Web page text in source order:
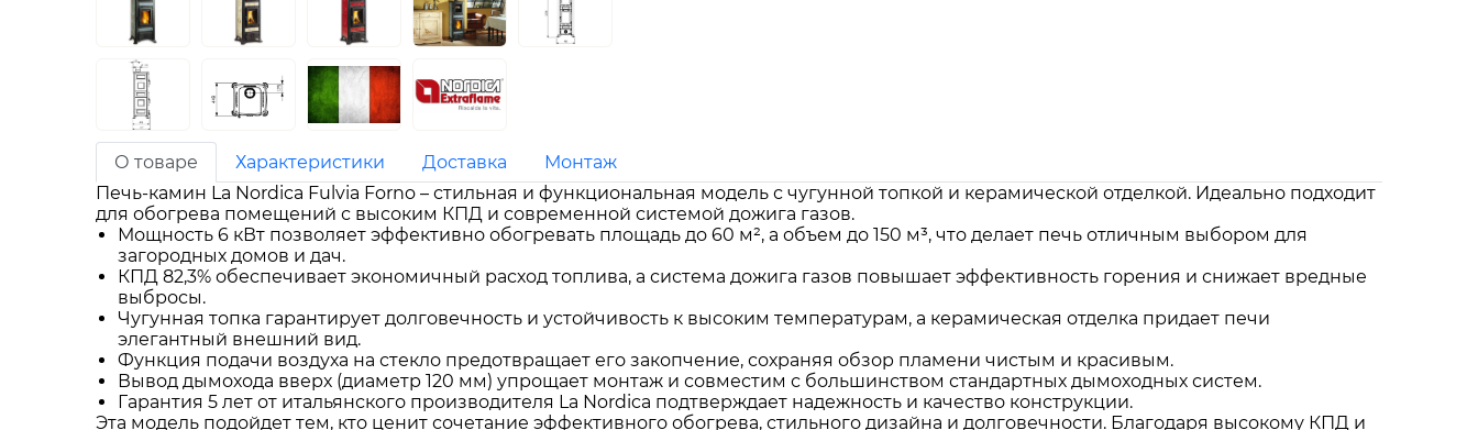
О товаре Характеристики Доставка
Монтаж
Печь-камин La Nordica Fulvia Forno – стильная и функциональная модель с чугунной топкой и керамической отделкой. Идеально подходит
для обогрева помещений с высоким КПД и современной системой дожига газов.
Мощность 6 кВт позволяет эффективно обогревать площадь до 60 м², а объем до 150 м³, что делает печь отличным выбором для
загородных домов и дач.
КПД 82,3% обеспечивает экономичный расход топлива, а система дожига газов повышает эффективность горения и снижает вредные
выбросы.
Чугунная топка гарантирует долговечность и устойчивость к высоким температурам, а керамическая отделка придает печи
элегантный внешний вид.
Функция подачи воздуха на стекло предотвращает его закопчение, сохраняя обзор пламени чистым и красивым.
Вывод дымохода вверх (диаметр 120 мм) упрощает монтаж и совместим с большинством стандартных дымоходных систем.
Гарантия 5 лет от итальянского производителя La Nordica подтверждает надежность и качество конструкции.
Эта модель подойдет тем, кто ценит сочетание эффективного обогрева, стильного дизайна и долговечности. Благодаря высокому КПД и